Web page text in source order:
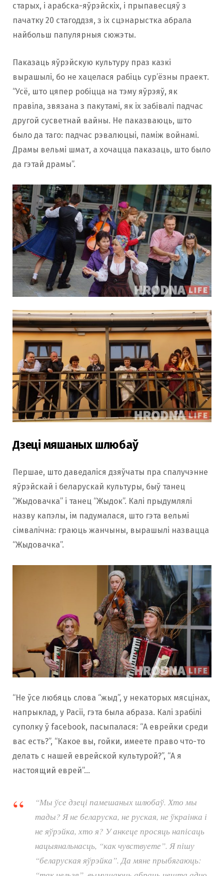
старых, і арабска-яўрэйскіх, і прыпавесцяў з
пачатку 20 стагоддзя, з іх сцэнарыстка абрала
найбольш папулярныя сюжэты.
Паказаць яўрэйскую культуру праз казкі
вырашылі, бо не хацелася рабіць сур’ёзны праект.
“Усё, што цяпер робіцца на тэму яўрэяў, як
правіла, звязана з пакутамі, як іх забівалі падчас
другой сусветнай вайны. Не паказваюць, што
было да таго: падчас рэвалюцыі, паміж войнамі.
Драмы вельмі шмат, а хочацца паказаць, што было
да гэтай драмы”.
Дзеці мяшаных шлюбаў
Першае, што даведаліся дзяўчаты пра спалучэнне
яўрэйскай і беларускай культуры, быў танец
“Жыдовачка” і танец “Жыдок”. Калі прыдумлялі
назву капэлы, ім падумалася, што гэта вельмі
сімвалічна: граюць жанчыны, вырашылі назвацца
“Жыдовачка”.
“Не ўсе любяць слова “жыд”, у некаторых мясцінах,
напрыклад, у Расіі, гэта была абраза. Калі зрабілі
суполку ў facebook, пасыпалася: “А еврейки среди
вас есть?”, “Какое вы, гойки, имеете право что-то
делать с нашей еврейской культурой?”, “А я
настоящий еврей”…
“Мы ўсе дзеці памешаных шлюбаў. Хто мы
тады? Я не беларуска, не руская, не ўкраінка і
не яўрэйка, хто я? У анкеце просяць напісаць
нацыянальнасць, “как чувствуете”. Я пішу
“беларуская яўрэйка”. Да мяне прыбягаюць: